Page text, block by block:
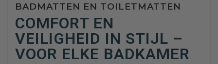
BADMATTEN EN TOILETMATTEN
COMFORT EN
VEILIGHEID IN STIJL –
VOOR ELKE BADKAMER